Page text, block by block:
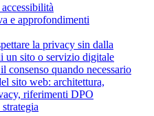
e approfondimenti
la privacy sin dalla
un sito o servizio digitale
consenso quando necessario
sito web: architettura,
riferimenti DPO